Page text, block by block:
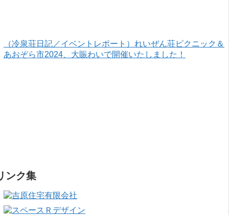
（冷泉荘日記／イベントレポート）れいぜん荘ピクニック＆
あおぞら市2024、大賑わいで開催いたしました！
ンク集